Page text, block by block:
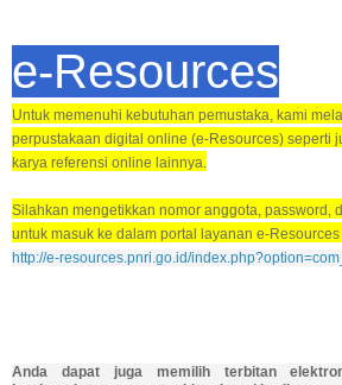
e-Resources
Untuk memenuhi kebutuhan pemustaka, kami
perpustakaan digital online (e-Resources) seperti
karya referensi online lainnya.
Silahkan mengetikkan nomor anggota, password,
untuk masuk ke dalam portal layanan e-Resources
http://e-resources.pnri.go.id/
Anda dapat juga memilih terbitan